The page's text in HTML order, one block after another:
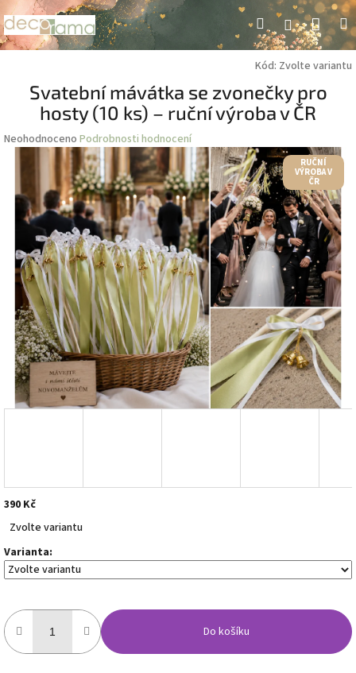
Přejít
na
obsah
HledatPřihlášení
Kód: Zvolte variantu
Svatební mávátka se zvonečky pro
hosty (10 ks) – ruční výroba v ČR
Průměrné
hodnocení
0,0
hvězdiček.
Neohodnoceno Podrobnosti hodnocení
RUČNÍ
VÝROBA V
ČR
390 Kč
Měrná
cena:
Zvolte variantu
Varianta:
Do košíku